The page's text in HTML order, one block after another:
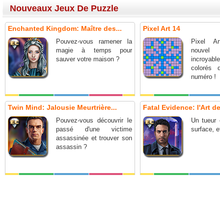
Nouveaux Jeux De Puzzle
Enchanted Kingdom: Maître des...
Pouvez-vous ramener la
magie à temps pour
sauver votre maison ?
Pixel Art 14
Pixel
colorés
numéro !
Twin Mind: Jalousie Meurtrière...
Pouvez-vous découvrir le
passé d'une victime
assassinée et trouver son
assassin ?
Fatal Evidence: l'Art
Un tueur
surface,